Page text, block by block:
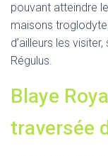
pouvant atteindre
maisons
d’ailleurs les
Régulus.
Blaye
traversée